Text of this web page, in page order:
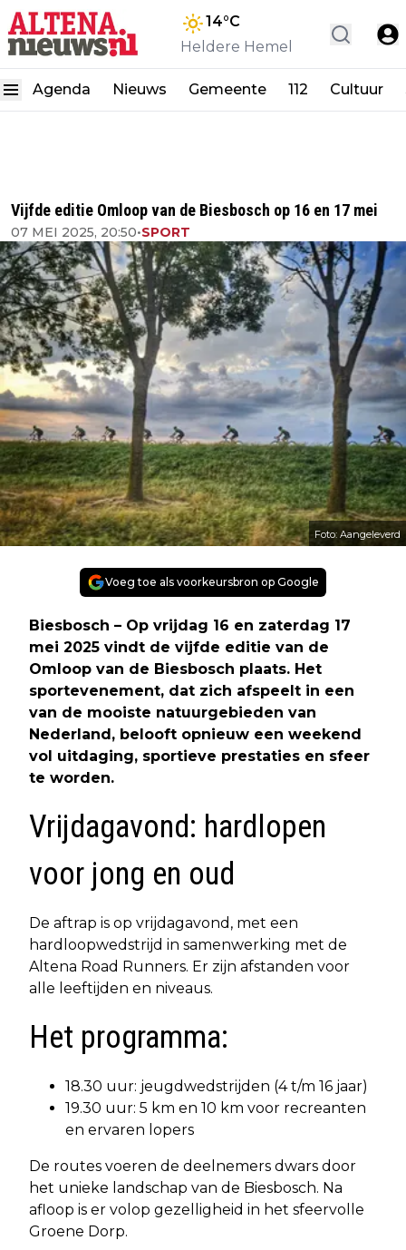
14°C
Heldere Hemel
Agenda Nieuws Gemeente 112 Cultuur
Vijfde editie Omloop van de Biesbosch op 16 en 17 mei
07 MEI 2025, 20:50•SPORT
Foto: Aangeleverd
Voeg toe als voorkeursbron op Google
Biesbosch – Op vrijdag 16 en zaterdag 17
mei 2025 vindt de vijfde editie van de
Omloop van de Biesbosch plaats. Het
sportevenement, dat zich afspeelt in een
van de mooiste natuurgebieden van
Nederland, belooft opnieuw een weekend
vol uitdaging, sportieve prestaties en sfeer
te worden.
Vrijdagavond: hardlopen
voor jong en oud
De aftrap is op vrijdagavond, met een
hardloopwedstrijd in samenwerking met de
Altena Road Runners. Er zijn afstanden voor
alle leeftijden en niveaus.
Het programma:
18.30 uur: jeugdwedstrijden (4 t/m 16 jaar)
19.30 uur: 5 km en 10 km voor recreanten
en ervaren lopers
De routes voeren de deelnemers dwars door
het unieke landschap van de Biesbosch. Na
afloop is er volop gezelligheid in het sfeervolle
Groene Dorp.